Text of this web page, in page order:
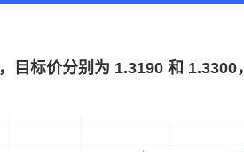
目标价分别为 1.3190 和 1.3300